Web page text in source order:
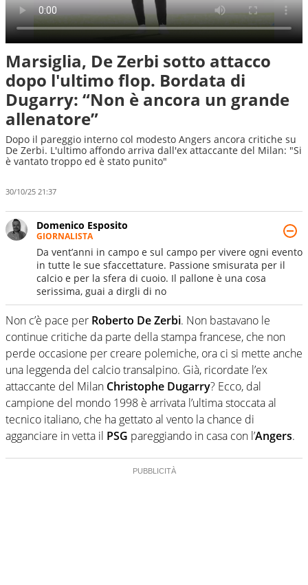
Marsiglia, De Zerbi sotto attacco
dopo l'ultimo flop. Bordata di
Dugarry: “Non è ancora un grande
allenatore”
Dopo il pareggio interno col modesto Angers ancora critiche su
De Zerbi. L'ultimo affondo arriva dall'ex attaccante del Milan: "Si
è vantato troppo ed è stato punito"
30/10/25 21:37
Domenico Esposito
GIORNALISTA
Da vent’anni in campo e sul campo per vivere ogni evento
in tutte le sue sfaccettature. Passione smisurata per il
calcio e per la sfera di cuoio. Il pallone è una cosa
serissima, guai a dirgli di no
Non c’è pace per Roberto De Zerbi. Non bastavano le
continue critiche da parte della stampa francese, che non
perde occasione per creare polemiche, ora ci si mette anche
una leggenda del calcio transalpino. Già, ricordate l’ex
attaccante del Milan Christophe Dugarry? Ecco, dal
campione del mondo 1998 è arrivata l’ultima stoccata al
tecnico italiano, che ha gettato al vento la chance di
agganciare in vetta il PSG pareggiando in casa con l’Angers.